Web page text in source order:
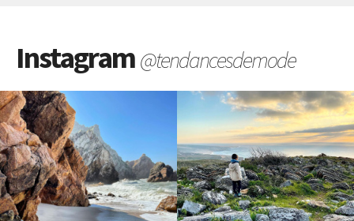
Instagram@tendancesdemode